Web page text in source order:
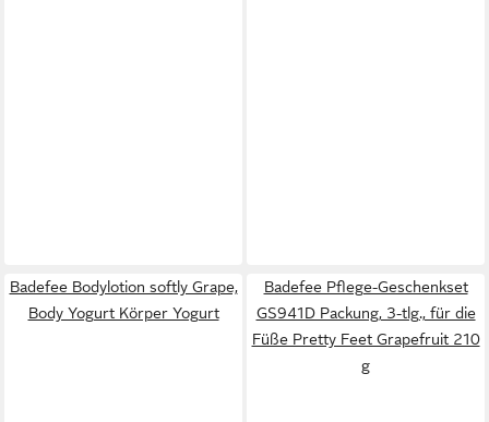
Badefee Bodylotion softly Grape,
Body Yogurt Körper Yogurt
Badefee Pflege-Geschenkset
GS941D Packung, 3-tlg., für die
Füße Pretty Feet Grapefruit 210
g